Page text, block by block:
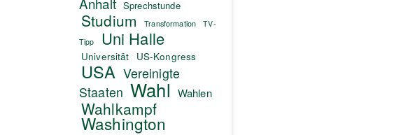
Sprechstunde
Studium Transformation
TV-
Tipp
Uni Halle
Universität US-Kongress
USA Vereinigte
Staaten Wahl Wahlen
Wahlkampf
Washington